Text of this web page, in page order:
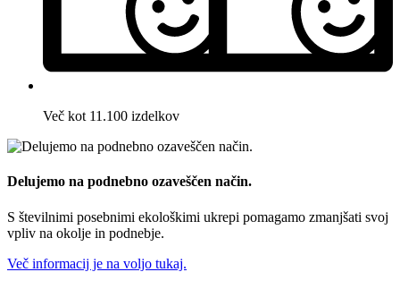
Več kot 11.100 izdelkov
Delujemo na podnebno ozaveščen način.
S številnimi posebnimi ekološkimi ukrepi pomagamo zmanjšati svoj
vpliv na okolje in podnebje.
Več informacij je na voljo tukaj.